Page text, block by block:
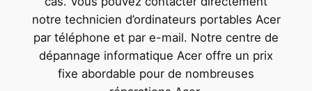
notre technicien d’ordinateurs portables Acer
par téléphone et par e-mail. Notre centre de
dépannage informatique Acer offre un prix
fixe abordable pour de nombreuses